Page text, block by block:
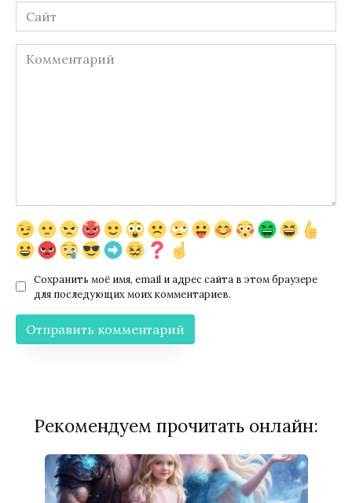
Сайт
Комментарий
Сохранить моё имя, email и адрес сайта в этом браузере
для последующих моих комментариев.
Рекомендуем прочитать онлайн: